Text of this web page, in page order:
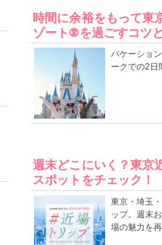
時間に余裕をもって東
ゾート®を過ごすコツ
バケーショ
ークでの2日
週末どこにいく？東京
スポットをチェック！
東京・埼玉
ップ。週末
場の魅力を